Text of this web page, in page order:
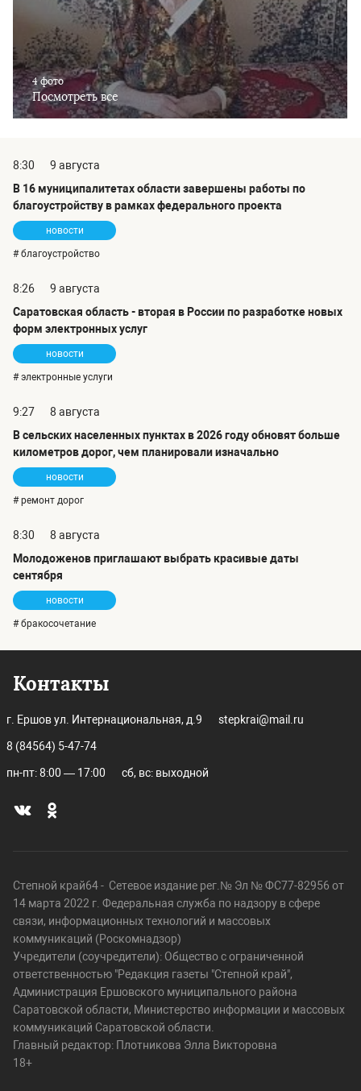
4 фото
Посмотреть все
8:30
9 августа
В 16 муниципалитетах области завершены работы по
благоустройству в рамках федерального проекта
новости
# благоустройство
8:26
9 августа
Саратовская область - вторая в России по разработке новых
форм электронных услуг
новости
# электронные услуги
9:27
8 августа
В сельских населенных пунктах в 2026 году обновят больше
километров дорог, чем планировали изначально
новости
# ремонт дорог
8:30
8 августа
Молодоженов приглашают выбрать красивые даты
сентября
новости
# бракосочетание
Контакты
г. Ершов ул. Интернациональная, д.9 stepkrai@mail.ru
8 (84564) 5-47-74
пн-пт: 8:00 — 17:00 сб, вс: выходной
Степной край64 - Сетевое издание рег.№ Эл № ФС77-82956 от
14 марта 2022 г. Федеральная служба по надзору в сфере
связи, информационных технологий и массовых
коммуникаций (Роскомнадзор)
Учредители (соучредители): Общество с ограниченной
ответственностью "Редакция газеты "Степной край",
Администрация Ершовского муниципального района
Саратовской области, Министерство информации и массовых
коммуникаций Саратовской области.
Главный редактор: Плотникова Элла Викторовна
18+